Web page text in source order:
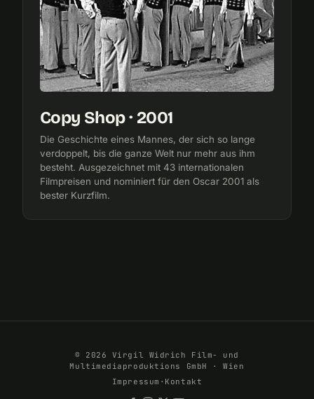
Copy Shop · 2001
Die Geschichte eines Mannes, der sich so lange
verdoppelt, bis die ganze Welt nur mehr aus ihm
besteht. Ausgezeichnet mit 43 internationalen
Filmpreisen und nominiert für den Oscar 2001 als
bester Kurzfilm.
© 2026 Virgil Widrich Film- und
Multimediaproduktions GmbH · Wien
Impressum · Kontakt